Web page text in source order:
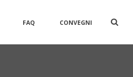
FAQ CONVEGNI